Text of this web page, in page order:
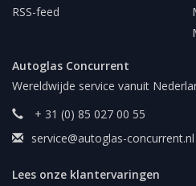
RSS-feed
Autoglas Concurrent
Wereldwijde service vanuit
+ 31 (0) 85 027 00 55
service@autoglas-concurrent.nl
Lees onze klantervaringen